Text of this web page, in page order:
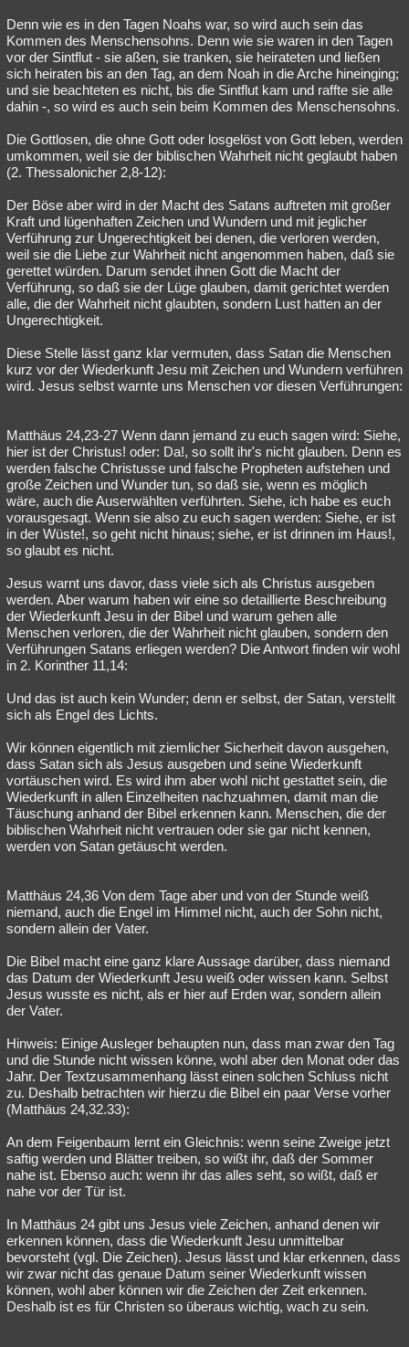
Denn wie es in den Tagen Noahs war, so wird auch sein das
Kommen des Menschensohns. Denn wie sie waren in den Tagen
vor der Sintflut - sie aßen, sie tranken, sie heirateten und ließen
sich heiraten bis an den Tag, an dem Noah in die Arche hineinging;
und sie beachteten es nicht, bis die Sintflut kam und raffte sie alle
dahin -, so wird es auch sein beim Kommen des Menschensohns.
Die Gottlosen, die ohne Gott oder losgelöst von Gott leben, werden
umkommen, weil sie der biblischen Wahrheit nicht geglaubt haben
(2. Thessalonicher 2,8-12):
Der Böse aber wird in der Macht des Satans auftreten mit großer
Kraft und lügenhaften Zeichen und Wundern und mit jeglicher
Verführung zur Ungerechtigkeit bei denen, die verloren werden,
weil sie die Liebe zur Wahrheit nicht angenommen haben, daß sie
gerettet würden. Darum sendet ihnen Gott die Macht der
Verführung, so daß sie der Lüge glauben, damit gerichtet werden
alle, die der Wahrheit nicht glaubten, sondern Lust hatten an der
Ungerechtigkeit.
Diese Stelle lässt ganz klar vermuten, dass Satan die Menschen
kurz vor der Wiederkunft Jesu mit Zeichen und Wundern verführen
wird. Jesus selbst warnte uns Menschen vor diesen Verführungen:
Matthäus 24,23-27 Wenn dann jemand zu euch sagen wird: Siehe,
hier ist der Christus! oder: Da!, so sollt ihr's nicht glauben. Denn es
werden falsche Christusse und falsche Propheten aufstehen und
große Zeichen und Wunder tun, so daß sie, wenn es möglich
wäre, auch die Auserwählten verführten. Siehe, ich habe es euch
vorausgesagt. Wenn sie also zu euch sagen werden: Siehe, er ist
in der Wüste!, so geht nicht hinaus; siehe, er ist drinnen im Haus!,
so glaubt es nicht.
Jesus warnt uns davor, dass viele sich als Christus ausgeben
werden. Aber warum haben wir eine so detaillierte Beschreibung
der Wiederkunft Jesu in der Bibel und warum gehen alle
Menschen verloren, die der Wahrheit nicht glauben, sondern den
Verführungen Satans erliegen werden? Die Antwort finden wir wohl
in 2. Korinther 11,14:
Und das ist auch kein Wunder; denn er selbst, der Satan, verstellt
sich als Engel des Lichts.
Wir können eigentlich mit ziemlicher Sicherheit davon ausgehen,
dass Satan sich als Jesus ausgeben und seine Wiederkunft
vortäuschen wird. Es wird ihm aber wohl nicht gestattet sein, die
Wiederkunft in allen Einzelheiten nachzuahmen, damit man die
Täuschung anhand der Bibel erkennen kann. Menschen, die der
biblischen Wahrheit nicht vertrauen oder sie gar nicht kennen,
werden von Satan getäuscht werden.
Matthäus 24,36 Von dem Tage aber und von der Stunde weiß
niemand, auch die Engel im Himmel nicht, auch der Sohn nicht,
sondern allein der Vater.
Die Bibel macht eine ganz klare Aussage darüber, dass niemand
das Datum der Wiederkunft Jesu weiß oder wissen kann. Selbst
Jesus wusste es nicht, als er hier auf Erden war, sondern allein
der Vater.
Hinweis: Einige Ausleger behaupten nun, dass man zwar den Tag
und die Stunde nicht wissen könne, wohl aber den Monat oder das
Jahr. Der Textzusammenhang lässt einen solchen Schluss nicht
zu. Deshalb betrachten wir hierzu die Bibel ein paar Verse vorher
(Matthäus 24,32.33):
An dem Feigenbaum lernt ein Gleichnis: wenn seine Zweige jetzt
saftig werden und Blätter treiben, so wißt ihr, daß der Sommer
nahe ist. Ebenso auch: wenn ihr das alles seht, so wißt, daß er
nahe vor der Tür ist.
In Matthäus 24 gibt uns Jesus viele Zeichen, anhand denen wir
erkennen können, dass die Wiederkunft Jesu unmittelbar
bevorsteht (vgl. Die Zeichen). Jesus lässt und klar erkennen, dass
wir zwar nicht das genaue Datum seiner Wiederkunft wissen
können, wohl aber können wir die Zeichen der Zeit erkennen.
Deshalb ist es für Christen so überaus wichtig, wach zu sein.